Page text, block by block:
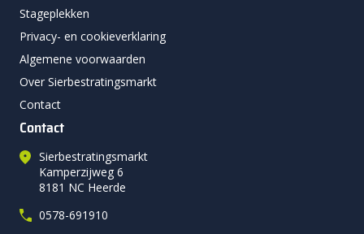
Stageplekken
Privacy- en cookieverklaring
Algemene voorwaarden
Over Sierbestratingsmarkt
Contact
Contact
Sierbestratingsmarkt
Kamperzijweg 6
8181 NC Heerde
0578-691910